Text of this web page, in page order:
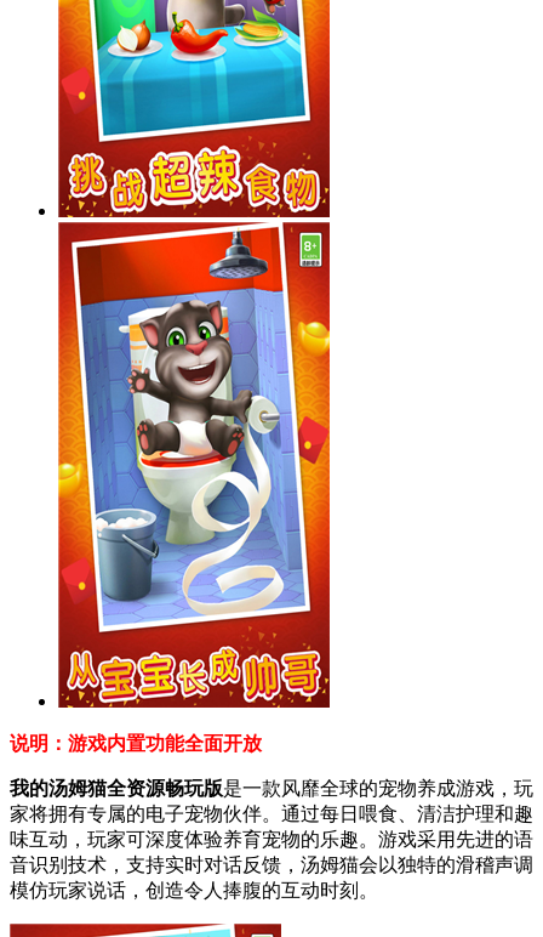
说明：游戏内置功能全面开放
我的汤姆猫全资源畅玩版是一款风靡全球的宠物养成游戏，玩
家将拥有专属的电子宠物伙伴。通过每日喂食、清洁护理和趣
味互动，玩家可深度体验养育宠物的乐趣。游戏采用先进的语
音识别技术，支持实时对话反馈，汤姆猫会以独特的滑稽声调
模仿玩家说话，创造令人捧腹的互动时刻。